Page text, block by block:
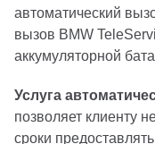
автоматический
вызов BMW
аккумуляторной
Услуга
позволяет клиенту
сроки